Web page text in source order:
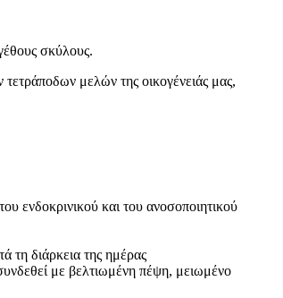
σκύλους.
μελών της οικογένειάς μας,
ενδοκρινικού και του ανοσοποιητικού
τη διάρκεια της ημέρας
με βελτιωμένη πέψη, μειωμένο